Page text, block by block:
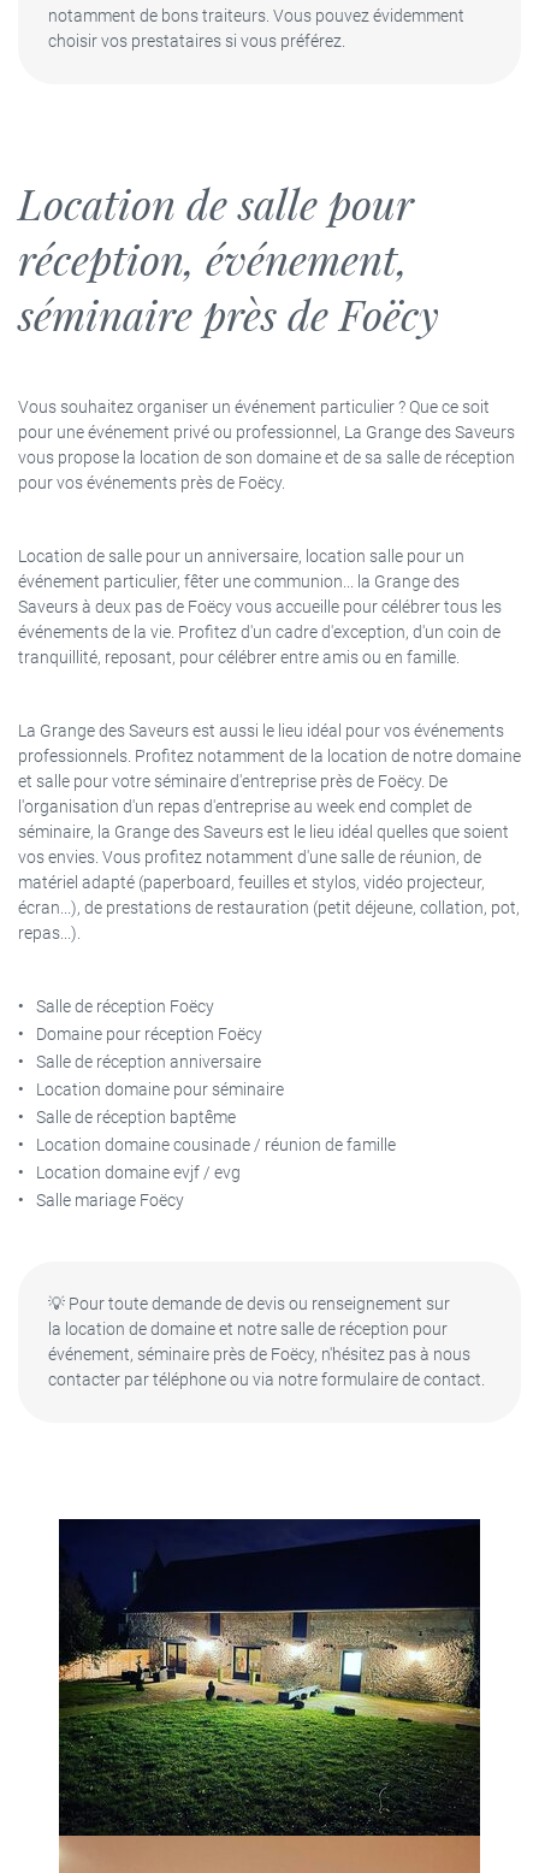
NOS TARIFS
ACTUALITÉS
notamment de bons traiteurs. Vous pouvez évidemment
choisir vos prestataires si vous préférez.
Location de salle pour
réception, événement,
séminaire près de Foëcy
Vous souhaitez organiser un événement particulier ? Que ce soit
pour une événement privé ou professionnel, La Grange des Saveurs
vous propose la location de son domaine et de sa salle de réception
pour vos événements près de Foëcy.
Location de salle pour un anniversaire, location salle pour un
événement particulier, fêter une communion... la Grange des
Saveurs à deux pas de Foëcy vous accueille pour célébrer tous les
événements de la vie. Profitez d'un cadre d'exception, d'un coin de
tranquillité, reposant, pour célébrer entre amis ou en famille.
La Grange des Saveurs est aussi le lieu idéal pour vos événements
professionnels. Profitez notamment de la location de notre domaine
et salle pour votre séminaire d'entreprise près de Foëcy. De
l'organisation d'un repas d'entreprise au week end complet de
séminaire, la Grange des Saveurs est le lieu idéal quelles que soient
vos envies. Vous profitez notamment d'une salle de réunion, de
matériel adapté (paperboard, feuilles et stylos, vidéo projecteur,
écran...), de prestations de restauration (petit déjeune, collation, pot,
repas...).
Salle de réception Foëcy
Domaine pour réception Foëcy
Salle de réception anniversaire
Location domaine pour séminaire
Salle de réception baptême
Location domaine cousinade / réunion de famille
Location domaine evjf / evg
Salle mariage Foëcy
💡 Pour toute demande de devis ou renseignement sur
la location de domaine et notre salle de réception pour
événement, séminaire près de Foëcy, n'hésitez pas à nous
contacter par téléphone ou via notre formulaire de contact.